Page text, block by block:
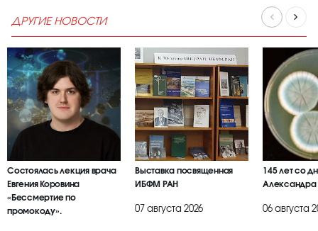
ДРУГИЕ НОВОСТИ
Состоялась лекция врача
Евгения Коровина
«Бессмертие по
промокоду».
Выставка посвященная
ИБФМ РАН
07 августа 2026
145 лет со
Александра
06 августа